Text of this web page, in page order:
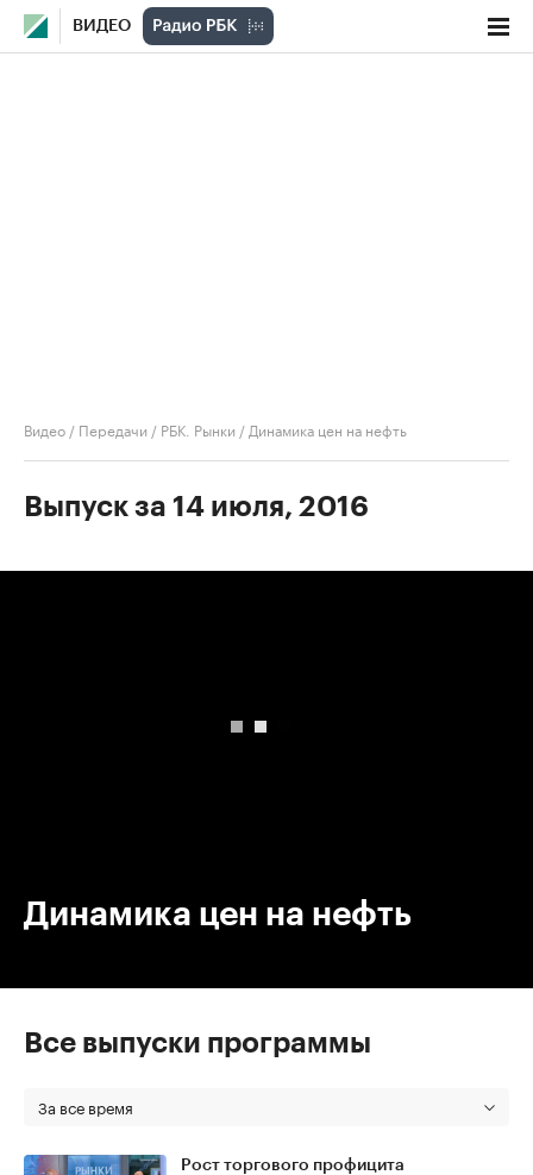
ВИДЕО
Видео / Передачи / РБК. Рынки / Динамика цен на нефть
Выпуск за 14 июля, 2016
Динамика цен на нефть
Все выпуски программы
За все время
Рост торгового профицита